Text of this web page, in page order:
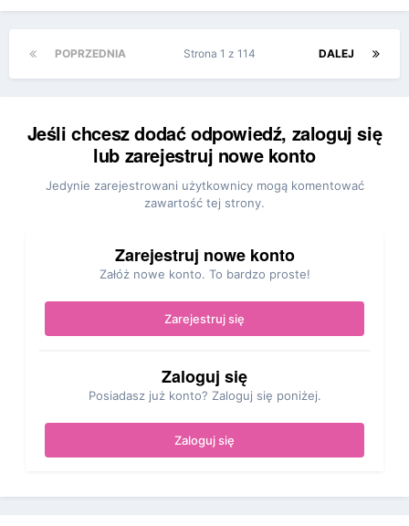
POPRZEDNIA DALEJ
Strona 1 z 114
Jeśli chcesz dodać odpowiedź, zaloguj się
lub zarejestruj nowe konto
Jedynie zarejestrowani użytkownicy mogą komentować
zawartość tej strony.
Zarejestruj nowe konto
Załóż nowe konto. To bardzo proste!
Zarejestruj się
Zaloguj się
Posiadasz już konto? Zaloguj się poniżej.
Zaloguj się